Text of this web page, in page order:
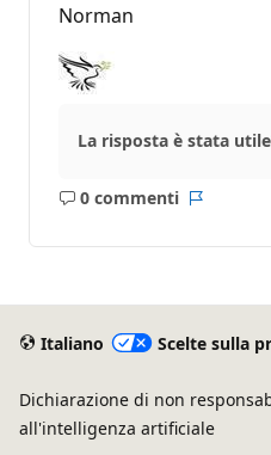
Norman
La risposta è stata
0 commenti
Nessun
Italiano Scelte sulla
Dichiarazione di non
all'intelligenza artificiale